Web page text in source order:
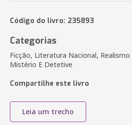
Código do livro: 235893
Categorias
Ficção, Literatura Nacional,
Mistério E Detetive
Compartilhe este livro
Leia um trecho